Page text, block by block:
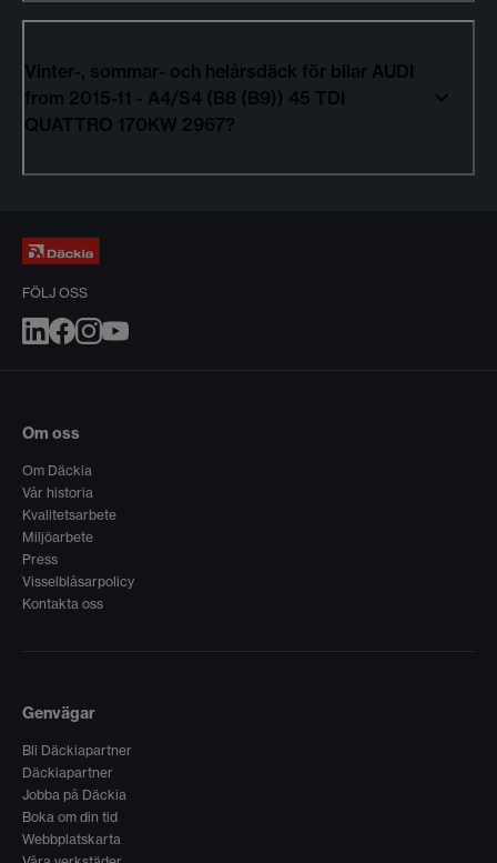
Vinter-, sommar- och helårsdäck för bilar AUDI
from 2015-11 - A4/S4 (B8 (B9)) 45 TDI
QUATTRO 170KW 2967?
FÖLJ OSS
Om oss
Om Däckia
Vår historia
Kvalitetsarbete
Miljöarbete
Press
Visselblåsarpolicy
Kontakta oss
Genvägar
Bli Däckiapartner
Däckiapartner
Jobba på Däckia
Boka om din tid
Webbplatskarta